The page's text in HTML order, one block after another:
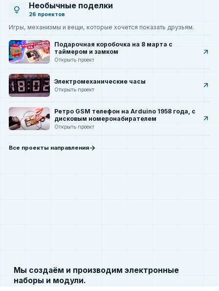
lightbulb Необычные поделки
26 проектов
Игры, механизмы и вещи, которые хочется показать друзьям.
Подарочная коробочка на 8 марта с
таймером и замком
Открыть проект
arrow_outward
Электромеханические часы
Открыть проект arrow_outward
Ретро GSM телефон на Arduino 1958 года, с
дисковым номеронабирателем
Открыть проект
arrow_outward
Все проекты направленияarrow_forward
Мы создаём и производим электронные
наборы и модули.